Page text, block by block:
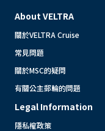
About VELTRA
關於VELTRA Cruise
常見問題
關於MSC的疑問
有關公主郵輪的問題
Legal Information
隱私權政策